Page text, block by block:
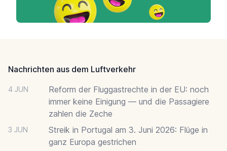
Nachrichten aus dem Luftverkehr
4 JUN
Reform der Fluggastrechte in der EU: noch
immer keine Einigung — und die Passagiere
zahlen die Zeche
3 JUN
Streik in Portugal am 3. Juni 2026: Flüge in
ganz Europa gestrichen